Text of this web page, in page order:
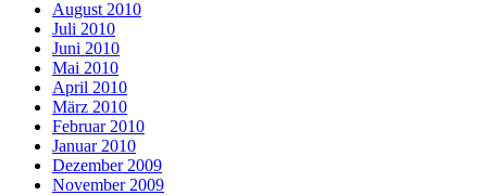
August 2010
Juli 2010
Juni 2010
Mai 2010
April 2010
März 2010
Februar 2010
Januar 2010
Dezember 2009
November 2009